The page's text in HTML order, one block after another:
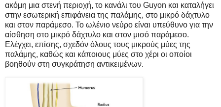
ακόμη μια στενή περιοχή, το κανάλι του Guyon και καταλήγει
στην εσωτερική επιφάνεια της παλάμης, στο μικρό δάχτυλο
και στον παράμεσο. Το ωλένιο νεύρο είναι υπεύθυνο για την
αίσθηση στο μικρό δάχτυλο και στον μισό παράμεσο.
Ελέγχει, επίσης, σχεδόν όλους τους μικρούς μύες της
παλάμης, καθώς και κάποιους μύες στο χέρι οι οποίοι
βοηθούν στη συγκράτηση αντικειμένων.